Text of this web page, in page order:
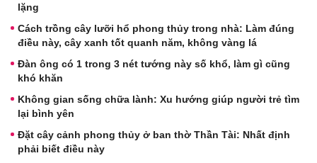
lặng
Cách trồng cây lưỡi hổ phong thủy trong nhà: Làm đúng
điều này, cây xanh tốt quanh năm, không vàng lá
Đàn ông có 1 trong 3 nét tướng này số khổ, làm gì cũng
khó khăn
Không gian sống chữa lành: Xu hướng giúp người trẻ tìm
lại bình yên
Đặt cây cảnh phong thủy ở ban thờ Thần Tài: Nhất định
phải biết điều này